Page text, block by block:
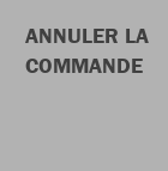
ANNULER LA
COMMANDE